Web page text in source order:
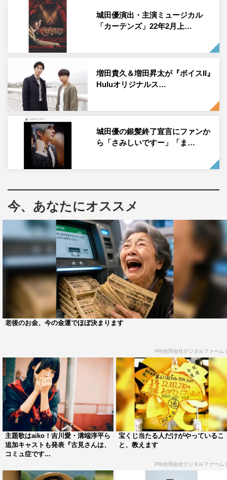
その個性を買われ、いきなり文化祭の出し物の進行係に抜
てきされる成瀬くん。クラスの面々は、突然やってきた傍
若無人なナルシストの振る舞いにあ然とするが、只野くん
や古見さんはその個性をすんなりと受け入れ、新たな仲間
として迎え入れていく。
しかし、これから放送される後半のストーリーでは、文化
祭の運営をめぐって只野くんや古見さんのあいだには思わ
ぬすれ違いが巻き起こり、万場木さん（吉川愛）との関係
にも微妙に変化が…。そして、そこになじみ（ゆうたろ
う）や新キャラクターの成瀬くんがどうからんでいくの
か、大詰めの展開に注目だ。
発表にあたり、城田は「年齢的に高校生役を演じるのは限
界を超えている自覚がありながらも（笑）、非常に共感す
る箇所の多い物語や、魅力的なキャラクター達に惹かれ、
また、僕と同じく35歳にして、果敢に只野仁人役を演じて
いる増田くんや、役者に寄り添った丁寧な役作りをサポー
トして下さる瑠東東一郎監督の存在も大きな力となり、勇
気を持って演じさせていただきました」と明かす。
さらに「この作品を通して、視聴者の皆様が、少しで
も“自分”のことを誇りに、大切に思ってくれたらうれしい
です。そして、不器用な彼らが、必死に支え合い、精一杯
と、ほんの少しの勇気を分けてくれると思います」とメッ
セージを寄せた。城田優のコメント全文は、次ページに掲
載。
城田優コメントはこちら
城田優演出・主演ミュージカル
「カーテンズ」22年2月上…
増田貴久＆増田昇太が『ボイスII』
Huluオリジナルス…
城田優の銀髪終了宣言にファンか
ら「さみしいですー」「ま…
今、あなたにオススメ
老後のお金、今の金運でほぼ決まります
PR(合同会社デジタルファーム )
主題歌はaiko！吉川愛・溝端淳平ら
追加キャストも発表『古見さんは、
コミュ症です...
宝くじ当たる人だけがやっているこ
と、教えます
PR(合同会社デジタルファーム )